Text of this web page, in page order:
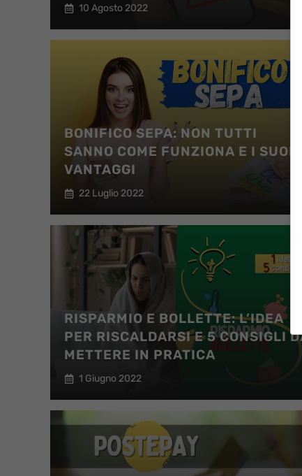
10 Agosto 2022
BONIFICO SEPA: NON TUTTI
SANNO COME FUNZIONA E I SUOI
VANTAGGI
22 Luglio 2022
RISPARMIO E BOLLETTE: L’IDEA
PER RISCALDARSI E 5 CONSIGLI
METTERE IN PRATICA
1 Giugno 2022